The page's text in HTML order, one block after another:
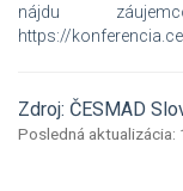
nájdu
https://
Zdroj: ČESMAD
Posledná aktualizácia: